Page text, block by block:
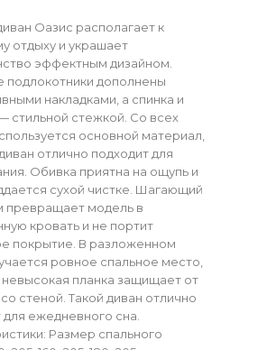
Оазис располагает к
отдыху и украшает
эффектным дизайном.
подлокотники дополнены
накладками, а спинка и
стильной стежкой. Со всех
основной материал,
отлично подходит для
Обивка приятна на ощупь и
сухой чистке. Шагающий
превращает модель в
кровать и не портит
покрытие. В разложенном
ровное спальное место,
планка защищает от
со стеной. Такой диван отлично
для ежедневного сна.
Размер спального